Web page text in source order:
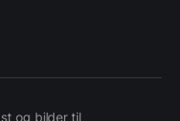
og bilder til